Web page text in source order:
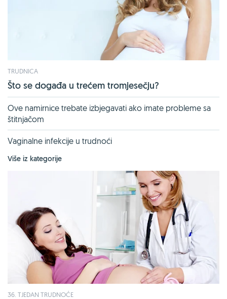
TRUDNICA
Što se događa u trećem tromjesečju?
Ove namirnice trebate izbjegavati ako imate probleme sa
štitnjačom
Vaginalne infekcije u trudnoći
Više iz kategorije
36. TJEDAN TRUDNOĆE